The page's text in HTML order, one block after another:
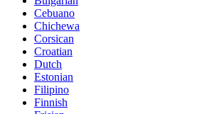
Cebuano
Chichewa
Corsican
Croatian
Dutch
Estonian
Filipino
Finnish